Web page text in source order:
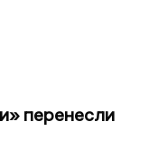
перенесли